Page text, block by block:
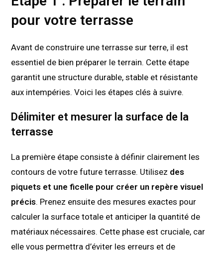
pour votre terrasse
Avant de construire une terrasse sur terre, il est
essentiel de bien préparer le terrain. Cette étape
garantit une structure durable, stable et résistante
aux intempéries. Voici les étapes clés à suivre.
Délimiter et mesurer la surface de la
terrasse
La première étape consiste à définir clairement les
contours de votre future terrasse. Utilisez des
piquets et une ficelle pour créer un repère visuel
précis. Prenez ensuite des mesures exactes pour
calculer la surface totale et anticiper la quantité de
matériaux nécessaires. Cette phase est cruciale, car
elle vous permettra d’éviter les erreurs et de